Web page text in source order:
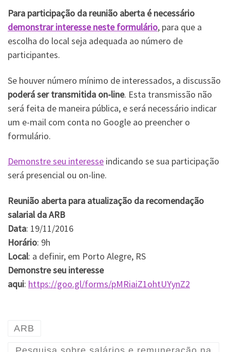
Para participação da reunião aberta é necessário
demonstrar interesse neste formulário, para que a
escolha do local seja adequada ao número de
participantes.
Se houver número mínimo de interessados, a discussão
poderá ser transmitida on-line. Esta transmissão não
será feita de maneira pública, e será necessário indicar
um e-mail com conta no Google ao preencher o
formulário.
Demonstre seu interesse indicando se sua participação
será presencial ou on-line.
Reunião aberta para atualização da recomendação
salarial da ARB
Data: 19/11/2016
Horário: 9h
Local: a definir, em Porto Alegre, RS
Demonstre seu interesse
aqui: https://goo.gl/forms/pMRiaiZ1ohtUYynZ2
ARB